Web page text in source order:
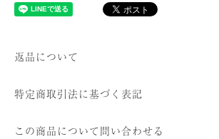
返品について
特定商取引法に基づく表記
この商品について問い合わせる